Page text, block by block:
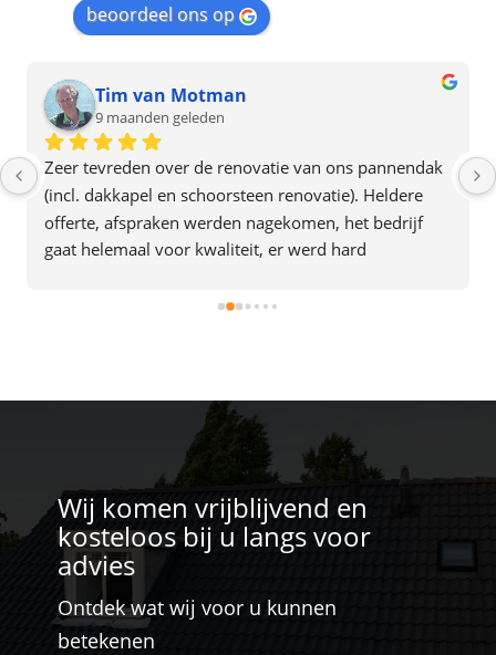
beoordeel ons op
Tim van Motman
9 maanden geleden
Zeer tevreden over de renovatie van ons pannendak
(incl. dakkapel en schoorsteen renovatie). Heldere
offerte, afspraken werden nagekomen, het bedrijf
gaat helemaal voor kwaliteit, er werd hard
ook de indruk plezier in hun werk te hebben. Een
Wij komen vrijblijvend en
kosteloos bij u langs voor
advies
Ontdek wat wij voor u kunnen
betekenen